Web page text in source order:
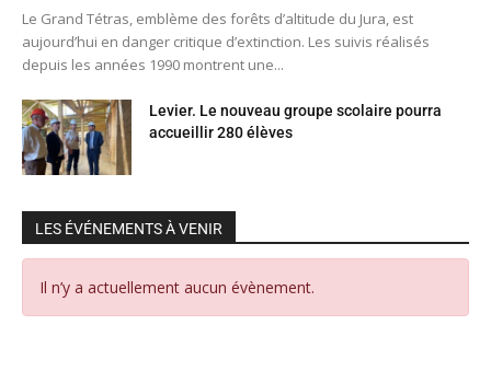
Le Grand Tétras, emblème des forêts d’altitude du Jura, est
aujourd’hui en danger critique d’extinction. Les suivis réalisés
depuis les années 1990 montrent une...
Levier. Le nouveau groupe scolaire pourra
accueillir 280 élèves
LES ÉVÉNEMENTS À VENIR
Il n’y a actuellement aucun évènement.